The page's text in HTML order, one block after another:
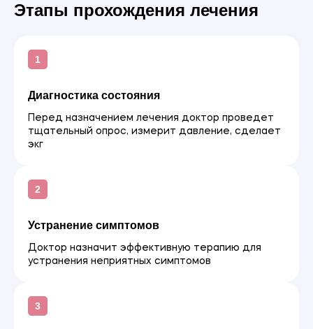
Этапы прохождения лечения
Диагностика состояния
Перед назначением лечения доктор проведет
тщательный опрос, измерит давление, сделает
экг
Устранение симптомов
Доктор назначит эффективную терапию для
устранения неприятных симптомов